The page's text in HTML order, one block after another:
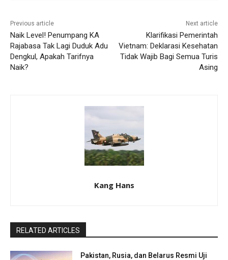
Previous article
Naik Level! Penumpang KA
Rajabasa Tak Lagi Duduk Adu
Dengkul, Apakah Tarifnya
Naik?
Next article
Klarifikasi Pemerintah
Vietnam: Deklarasi Kesehatan
Tidak Wajib Bagi Semua Turis
Asing
Kang Hans
RELATED ARTICLES
Pakistan, Rusia, dan Belarus Resmi Uji